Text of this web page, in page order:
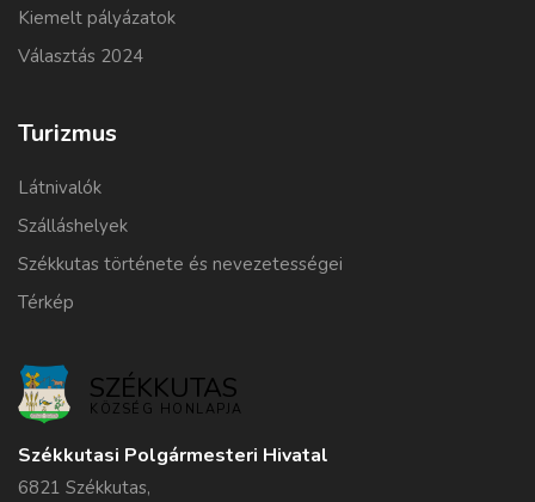
Kiemelt pályázatok
Választás 2024
Turizmus
Látnivalók
Szálláshelyek
Székkutas története és nevezetességei
Térkép
SZÉKKUTAS
KÖZSÉG HONLAPJA
Székkutasi Polgármesteri Hivatal
6821 Székkutas,